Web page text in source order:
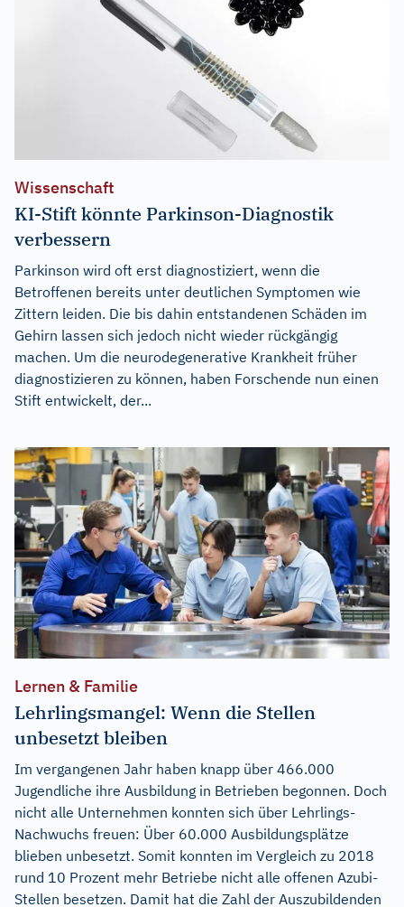
Wissenschaft
KI-Stift könnte Parkinson-Diagnostik
verbessern
Parkinson wird oft erst diagnostiziert, wenn die
Betroffenen bereits unter deutlichen Symptomen wie
Zittern leiden. Die bis dahin entstandenen Schäden im
Gehirn lassen sich jedoch nicht wieder rückgängig
machen. Um die neurodegenerative Krankheit früher
diagnostizieren zu können, haben Forschende nun einen
Stift entwickelt, der...
Lernen & Familie
Lehrlingsmangel: Wenn die Stellen
unbesetzt bleiben
Im vergangenen Jahr haben knapp über 466.000
Jugendliche ihre Ausbildung in Betrieben begonnen. Doch
nicht alle Unternehmen konnten sich über Lehrlings-
Nachwuchs freuen: Über 60.000 Ausbildungsplätze
blieben unbesetzt. Somit konnten im Vergleich zu 2018
rund 10 Prozent mehr Betriebe nicht alle offenen Azubi-
Stellen besetzen. Damit hat die Zahl der Auszubildenden